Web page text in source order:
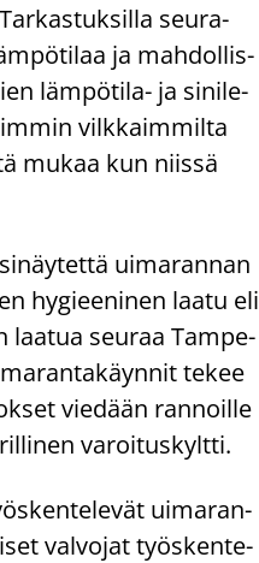
seu­ra­
ja mah­dol­lis­
lämpötila-​ ja si­ni­le­
vilk­kaim­mil­ta
mukaa kun niis­sä
ui­ma­ran­nan
hy­giee­ni­nen laatu eli
laa­tua seu­raa Tam­pe­
tekee
vie­dään ran­noil­le
va­roi­tus­kylt­ti.
ui­ma­ran­
val­vo­jat työs­ken­te­